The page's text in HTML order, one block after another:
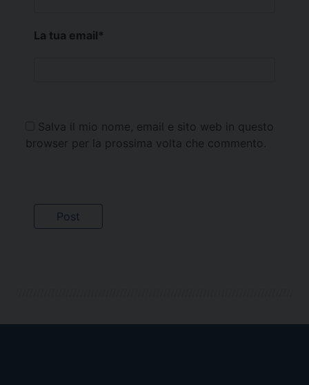
La tua email*
Salva il mio nome, email e sito web in questo
browser per la prossima volta che commento.